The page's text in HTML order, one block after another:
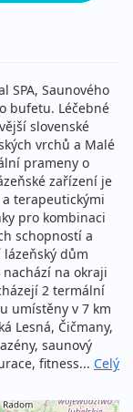
SPA, Saunového
bufetu. Léčebné
slovenské
vrchů a Malé
prameny o
zařízení je
terapeutickými
pro kombinaci
schopností a
dům
na okraji
2 termální
umístěny v 7 km
Lesná, Čičmany,
saunový
fitness... Celý